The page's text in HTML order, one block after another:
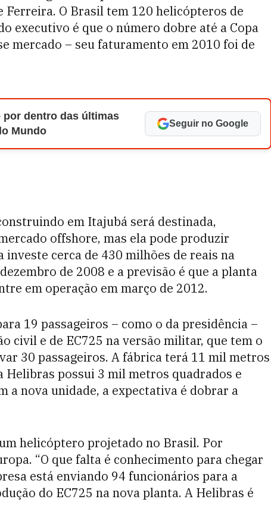
Ferreira. O Brasil tem 120 helicópteros de
executivo é que o número dobre até a Copa
mercado – seu faturamento em 2010 foi de
por dentro das últimas
Mundo
Seguir no Google
em Itajubá será destinada,
offshore, mas ela pode produzir
cerca de 430 milhões de reais na
de 2008 e a previsão é que a planta
em operação em março de 2012.
19 passageiros – como o da presidência –
civil e de EC725 na versão militar, que tem o
30 passageiros. A fábrica terá 11 mil metros
Helibras possui 3 mil metros quadrados e
a nova unidade, a expectativa é dobrar a
helicóptero projetado no Brasil. Por
“O que falta é conhecimento para chegar
está enviando 94 funcionários para a
do EC725 na nova planta. A Helibras é